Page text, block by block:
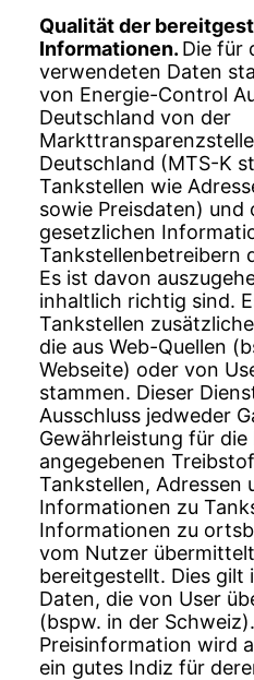
Qualität der
Informationen. Die für
verwendeten Daten
von Energie-Control
Deutschland von der
Deutschland (MTS-K
Tankstellen wie
sowie Preisdaten) und
gesetzlichen
Tankstellenbetreibern
Es ist davon
inhaltlich richtig sind.
Tankstellen
die aus Web-Quellen
Webseite) oder von
stammen. Dieser
Ausschluss jedweder
Gewährleistung für
angegebenen
Tankstellen, Adressen
Informationen zu
Informationen zu
vom Nutzer
bereitgestellt. Dies gilt
Daten, die von User
(bspw. in der
Preisinformation wird
ein gutes Indiz für